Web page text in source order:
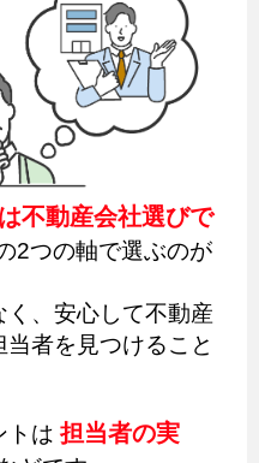
不動産会社選びで
2つの軸で選ぶのが
、安心して不動産
者を見つけること
トは 担当者の実